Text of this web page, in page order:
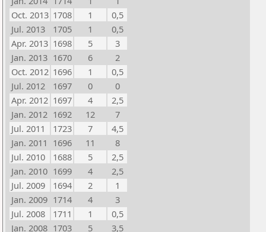
Oct. 2013 1708 1
0,5
Jul. 2013
1705 1
0,5
Apr. 2013 1698 5
3
Jan. 2013 1670 6
2
Oct. 2012 1696 1
0,5
Jul. 2012
1697 0
0
Apr. 2012 1697 4
2,5
Jan. 2012 1692 12
7
Jul. 2011
1723 7
4,5
Jan. 2011 1696 11
8
Jul. 2010
1688 5
2,5
Jan. 2010 1699 4
2,5
Jul. 2009
1694 2
1
Jan. 2009 1714 4
3
Jul. 2008
1711 1
0,5
Jan. 2008 1703 5
3,5